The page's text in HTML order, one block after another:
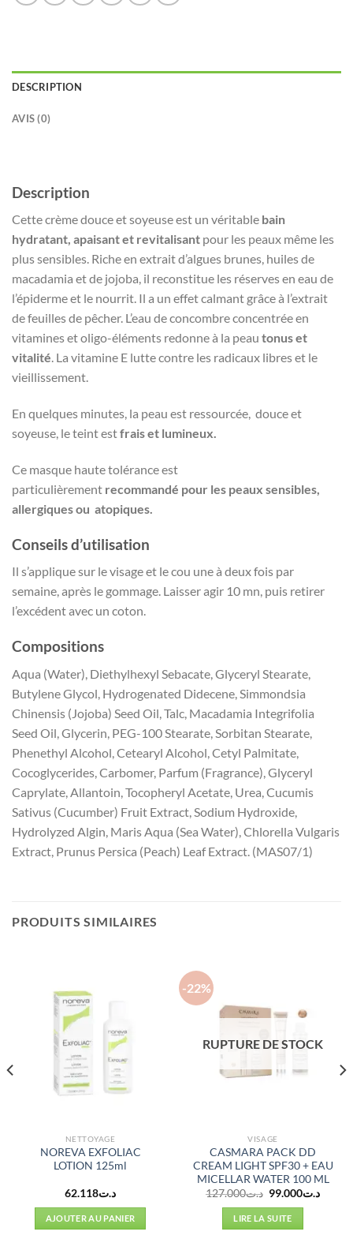
DESCRIPTION
AVIS (0)
Description
Cette crème douce et soyeuse est un véritable bain
hydratant, apaisant et revitalisant pour les peaux même les
plus sensibles. Riche en extrait d’algues brunes, huiles de
macadamia et de jojoba, il reconstitue les réserves en eau de
l’épiderme et le nourrit. Il a un effet calmant grâce à l’extrait
de feuilles de pêcher. L’eau de concombre concentrée en
vitamines et oligo-éléments redonne à la peau tonus et
vitalité. La vitamine E lutte contre les radicaux libres et le
vieillissement.
En quelques minutes, la peau est ressourcée, douce et
soyeuse, le teint estfrais et lumineux.
Ce masque haute tolérance est
particulièrement recommandé pour les peaux sensibles,
allergiques ou atopiques.
Conseils d’utilisation
Il s’applique sur le visage et le cou une à deux fois par
semaine, après le gommage. Laisser agir 10 mn, puis retirer
l’excédent avec un coton.
Compositions
Aqua (Water), Diethylhexyl Sebacate, Glyceryl Stearate,
Butylene Glycol, Hydrogenated Didecene, Simmondsia
Chinensis (Jojoba) Seed Oil, Talc, Macadamia Integrifolia
Seed Oil, Glycerin, PEG-100 Stearate, Sorbitan Stearate,
Phenethyl Alcohol, Cetearyl Alcohol, Cetyl Palmitate,
Cocoglycerides, Carbomer, Parfum (Fragrance), Glyceryl
Caprylate, Allantoin, Tocopheryl Acetate, Urea, Cucumis
Sativus (Cucumber) Fruit Extract, Sodium Hydroxide,
Hydrolyzed Algin, Maris Aqua (Sea Water), Chlorella Vulgaris
Extract, Prunus Persica (Peach) Leaf Extract. (MAS07/1)
PRODUITS SIMILAIRES
NETTOYAGE
NOREVA EXFOLIAC
LOTION 125ml
د.ت62.118
AJOUTER AU PANIER
-22%
RUPTURE DE STOCK
VISAGE
CASMARA PACK DD
CREAM LIGHT SPF30 + EAU
MICELLAR WATER 100 ML
د.ت127.000
Le
initial
était :
د.ت99.000
Le
LIRE LA SUITE
د.ت140.000.